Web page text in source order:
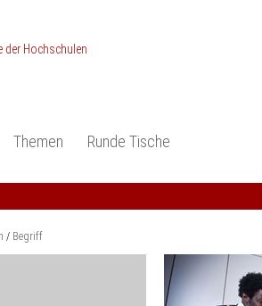
Themen
Studieneingangsphase
Studienqualität
Praxisbezüge
Runde Tische
Anerkennung
wissenschaften
Begriff